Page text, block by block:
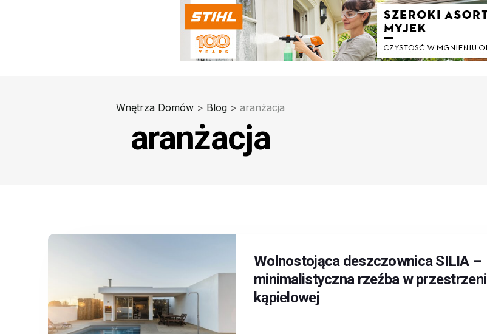
Wnętrza Domów > Blog > aranżacja
aranżacja
Wolnostojąca deszczownica SILIA –
minimalistyczna rzeźba w przestrzeni
kąpielowej